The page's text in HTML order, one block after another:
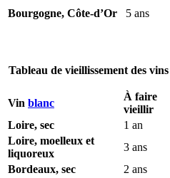
Bourgogne, Côte-d’Or 5 ans
Tableau de vieillissement des
Vin blanc
À faire
vieillir
Loire, sec
1 an
Loire, moelleux et
liquoreux
3 ans
Bordeaux, sec
2 ans